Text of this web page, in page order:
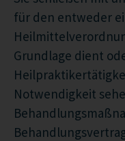
für den entweder
Grundlage dient
Notwendigkeit